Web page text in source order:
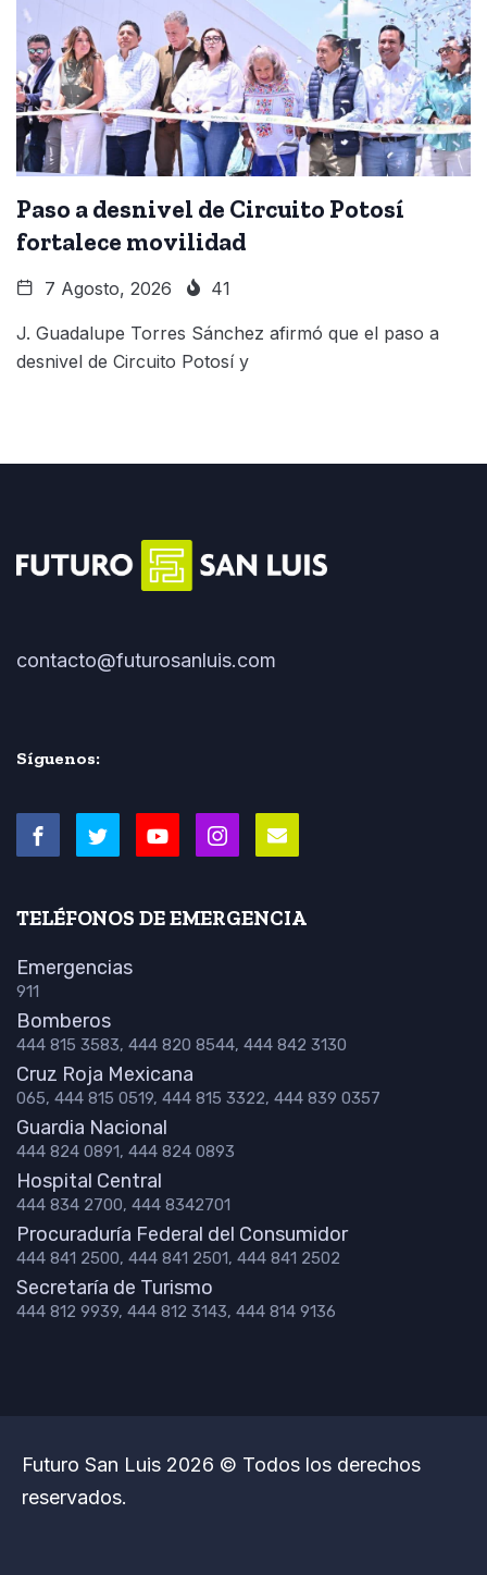
Paso a desnivel de Circuito Potosí
fortalece movilidad
7 Agosto, 2026 41
J. Guadalupe Torres Sánchez afirmó que el paso a
desnivel de Circuito Potosí y
contacto@futurosanluis.com
Síguenos:
TELÉFONOS DE EMERGENCIA
Emergencias
911
Bomberos
444 815 3583, 444 820 8544, 444 842 3130
Cruz Roja Mexicana
065, 444 815 0519, 444 815 3322, 444 839 0357
Guardia Nacional
444 824 0891, 444 824 0893
Hospital Central
444 834 2700, 444 8342701
Procuraduría Federal del Consumidor
444 841 2500, 444 841 2501, 444 841 2502
Secretaría de Turismo
444 812 9939, 444 812 3143, 444 814 9136
Futuro San Luis 2026 © Todos los derechos
reservados.